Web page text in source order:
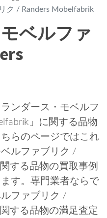
ク / Randers Mobelfabrik
ベルファ
ンダース・モベルフ
」に関する品物
らのページではこれ
ルファブリク /
する品物の買取事例
す。専門業者ならで
ファブリク /
する品物の満足査定